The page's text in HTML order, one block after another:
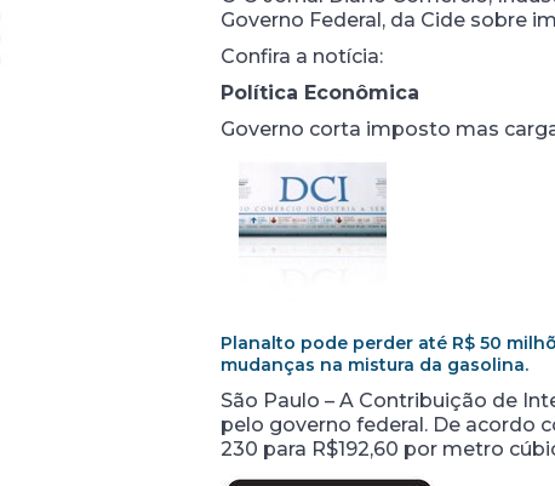
Governo Federal, da Cide sobre
Confira a notícia:
Política Econômica
Governo corta imposto mas
Planalto pode perder até R$ 50
mudanças na mistura da gasolina.
São Paulo – A Contribuição de
pelo governo federal. De acordo
230 para R$192,60 por metro